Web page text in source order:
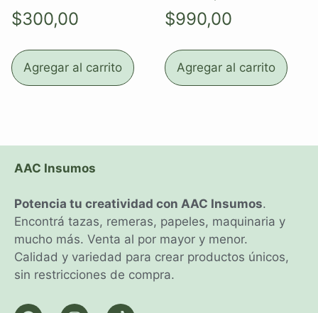
$300,00
Agregar al carrito
$990,00
Agregar al carrito
AAC Insumos
Potencia tu creatividad con AAC Insumos.
Encontrá tazas, remeras, papeles, maquinaria y
mucho más. Venta al por mayor y menor.
Calidad y variedad para crear productos únicos,
sin restricciones de compra.